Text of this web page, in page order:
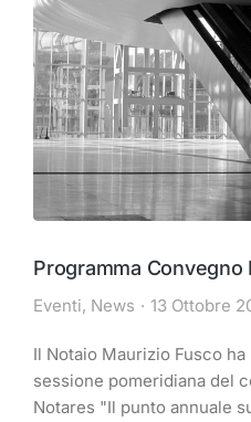
Programma Convegno
Eventi, News 13 Ottobre
Il Notaio Maurizio Fusco
sessione pomeridiana del
Notares "Il punto annuale